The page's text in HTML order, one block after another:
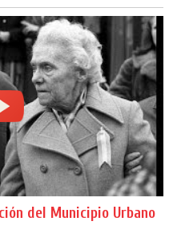
del Municipio Urbano